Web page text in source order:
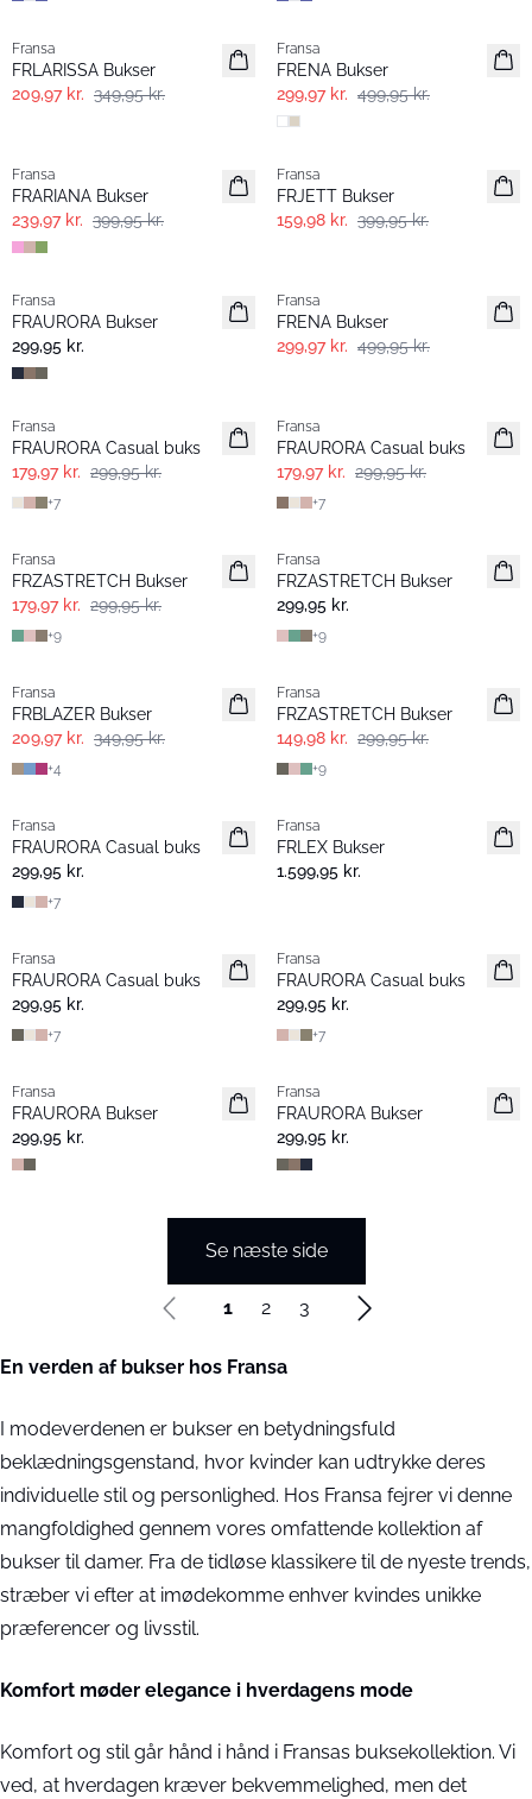
- 40%
Fransa
FRLARISSA Bukser
209,97 kr. 349,95 kr.
- 40%
Fransa
FRENA Bukser
299,97 kr. 499,95 kr.
Fransa
FRARIANA Bukser
239,97 kr. 399,95 kr.
- 60%
Fransa
FRJETT Bukser
159,98 kr. 399,95 kr.
Extended size
Fransa
FRAURORA Bukser
299,95 kr.
Fransa
FRENA Bukser
299,97 kr. 499,95 kr.
Extended size
- 40%
Fransa
FRAURORA Casual buks
179,97 kr. 299,95 kr.
+7
Fransa
FRAURORA Casual buks
179,97 kr. 299,95 kr.
+7
Fransa
FRZASTRETCH Bukser
179,97 kr. 299,95 kr.
+9
Fransa
FRZASTRETCH Bukser
299,95 kr.
+9
Fransa
FRBLAZER Bukser
209,97 kr. 349,95 kr.
+4
Extended size
Fransa
FRZASTRETCH Bukser
149,98 kr. 299,95 kr.
+9
Extended size
Fransa
FRAURORA Casual buks
299,95 kr.
+7
Fransa
FRLEX Bukser
1.599,95 kr.
Extended size
Fransa
FRAURORA Casual buks
299,95 kr.
+7
Extended size
Fransa
FRAURORA Casual buks
299,95 kr.
+7
Fransa
FRAURORA Bukser
299,95 kr.
Extended size
Fransa
FRAURORA Bukser
299,95 kr.
Se næste side
1 2 3
En verden af bukser hos Fransa
I modeverdenen er bukser en betydningsfuld
beklædningsgenstand, hvor kvinder kan udtrykke deres
individuelle stil og personlighed. Hos Fransa fejrer vi denne
mangfoldighed gennem vores omfattende kollektion af
bukser til damer. Fra de tidløse klassikere til de nyeste trends,
stræber vi efter at imødekomme enhver kvindes unikke
præferencer og livsstil.
Komfort møder elegance i hverdagens mode
Komfort og stil går hånd i hånd i Fransas buksekollektion. Vi
ved, at hverdagen kræver bekvemmelighed, men det